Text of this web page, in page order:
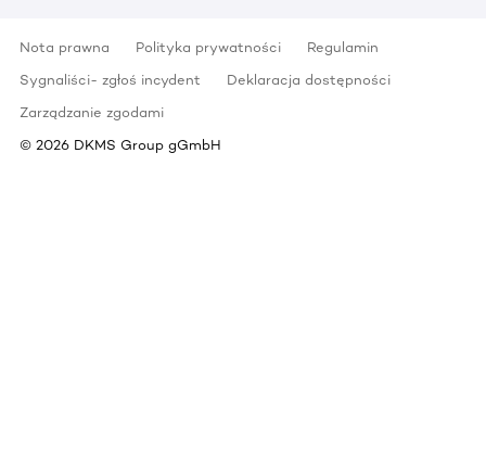
Nota prawna Polityka prywatności
Regulamin
Sygnaliści- zgłoś incydent
Deklaracja dostępności
Zarządzanie zgodami
© 2026 DKMS Group gGmbH